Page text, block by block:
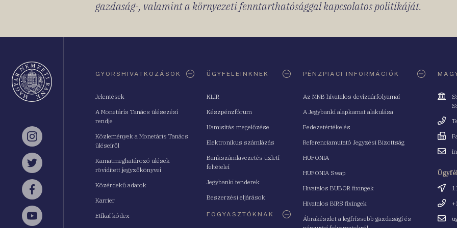
gazdaság-, valamint a környezeti fenntarthatósággal kapcsolatos politikáját.
Instagram
Twitter
Facebook
YouTube
GYORSHIVATKOZÁSOK
Jelentések
A Monetáris Tanács ülésezési
rendje
Közlemények a Monetáris Tanács
üléseiről
Kamatmeghatározó ülések
rövidített jegyzőkönyvei
Közérdekű adatok
Karrier
Etikai kódex
ÜGYFELEINKNEK
KLIR
Készpénzfórum
Hamisítás megelőzése
Elektronikus számlázás
Bankszámlavezetés üzleti
feltételei
Jegybanki tenderek
Beszerzési eljárások
FOGYASZTÓKNAK
PÉNZPIACI INFORMÁCIÓK
Az MNB hivatalos devizaárfolyamai
A Jegybanki alapkamat alakulása
Fedezetértékelés
Referenciamutató Jegyzési Bizottság
HUFONIA
HUFONIA Swap
Hivatalos BUBOR fixingek
Hivatalos BIRS fixingek
Ábrakészlet a legfrissebb gazdasági és
Cím
Fax
Email
Cím
Email